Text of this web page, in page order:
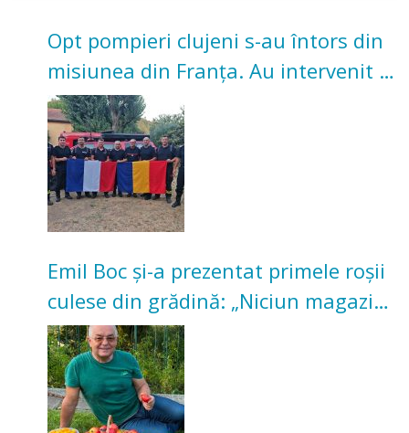
Opt pompieri clujeni s-au întors din
misiunea din Franța. Au intervenit la
incendii de vegetație și pădure
Emil Boc și-a prezentat primele roșii
culese din grădină: „Niciun magazin
nu poate oferi această satisfacție”